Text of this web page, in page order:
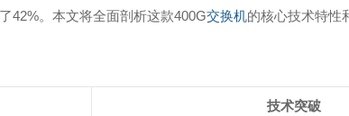
42%。本文将全面剖析这款400G交换机的核心技术特性
技术突破